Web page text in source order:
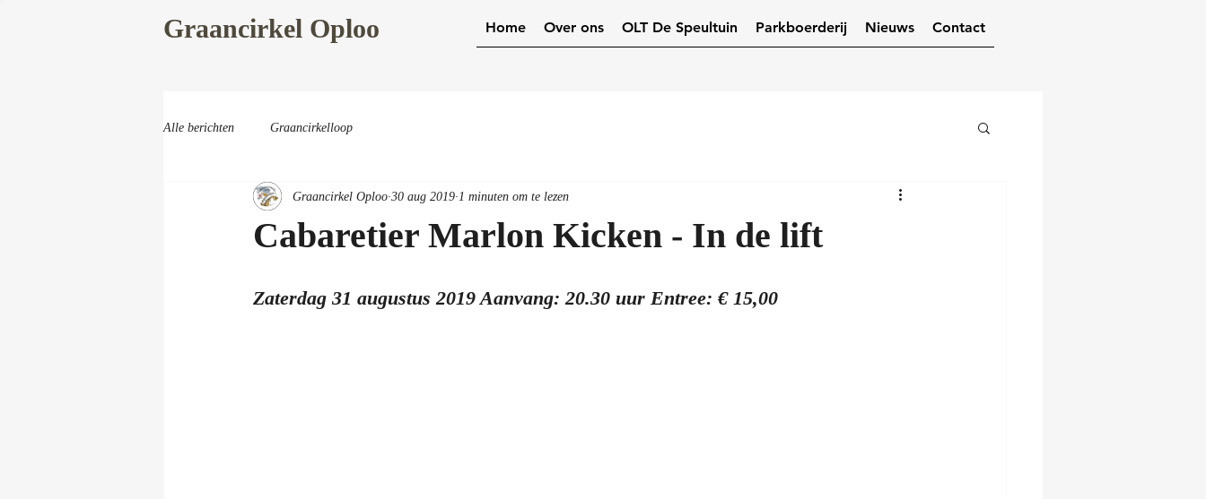
Graancirkel Oploo Home Over ons OLT De Speultuin Parkboerderij Nieuws Contact
Alle berichten Graancirkelloop
Cabaretier Marlon Kicken - In de lift
Graancirkel Oploo 30 aug 2019 1 minuten om te lezen
Zaterdag 31 augustus 2019 Aanvang: 20.30 uur Entree: € 15,00